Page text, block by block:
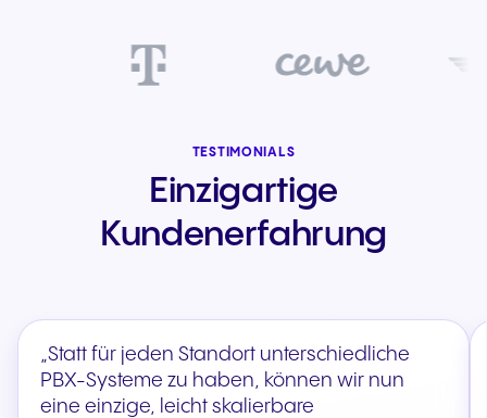
TESTIMONIALS
Einzigartige
Kundenerfahrung
„Statt für jeden Standort unterschiedliche
PBX-Systeme zu haben, können wir nun
eine einzige, leicht skalierbare